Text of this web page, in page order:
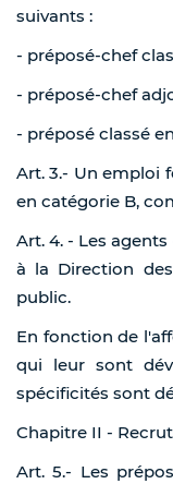
suivants :
- préposé-chef
- préposé-chef
- préposé classé
Art. 3.- Un emploi
en catégorie B,
Art. 4. - Les
à la Direction
public.
En fonction de
qui leur sont
spécificités sont
Chapitre II -
Art. 5.- Les